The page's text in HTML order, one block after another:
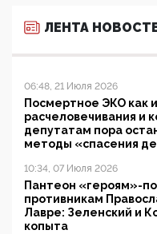
ЛЕНТА
06:48, 21 Июля 2026
Посмертное ЭКО как
расчеловечивания и
депутатам пора
методы «спасения
10:34, 07 Июля 2026
Пантеон «героям»-
противникам
Лавре: Зеленский и
копыта